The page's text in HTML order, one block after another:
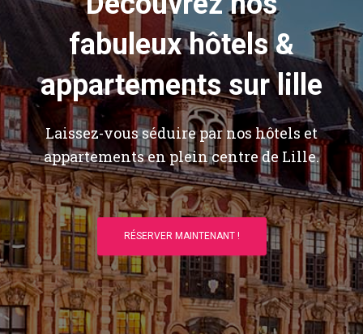
fabuleux hôtels &
appartements sur lille
Laissez-vous séduire par nos hôtels et
appartements en plein centre de Lille.
RÉSERVER MAINTENANT !